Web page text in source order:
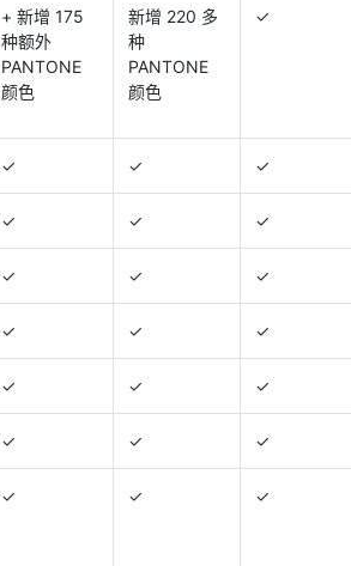
+ 新增 175
种额外
PANTONE
颜色
新增 220 多
种
PANTONE
颜色
✓
✓ ✓ ✓
✓ ✓ ✓
✓ ✓ ✓
✓ ✓ ✓
✓ ✓ ✓
✓ ✓ ✓
✓ ✓ ✓